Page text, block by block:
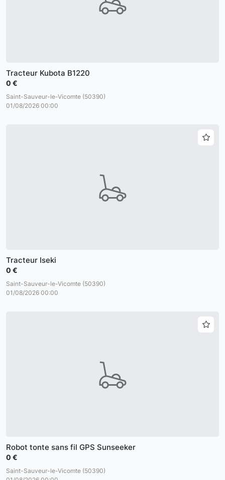
Tracteur Kubota B1220
0 €
Saint-Sauveur-le-Vicomte (50390)
01/08/2026 00:00
Tracteur Iseki
0 €
Saint-Sauveur-le-Vicomte (50390)
01/08/2026 00:00
Robot tonte sans fil GPS Sunseeker
0 €
Saint-Sauveur-le-Vicomte (50390)